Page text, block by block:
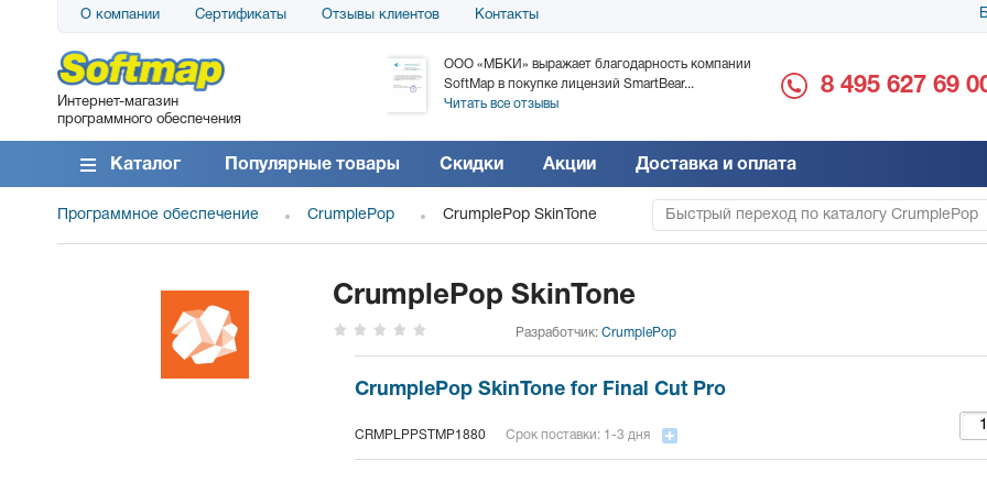
О компании Сертификаты Отзывы клиентов Контакты
Интернет-магазин
программного обеспечения
АО «АТС» благодарит компанию SoftMap за
поставку программного обеспечения SolarWinds
DameWare...
Читать все отзывы
ООО «МБКИ» выражает благодарность компании
SoftMap в покупке лицензий SmartBear...
Читать все отзывы
благодарность за
8 495 627 69
Каталог Популярные товары Скидки Акции Доставка и оплата
Программное обеспечение CrumplePop CrumplePop SkinTone Быстрый переход по каталогу CrumplePop
CrumplePop SkinTone
Разработчик: CrumplePop
CrumplePop SkinTone for Final Cut Pro
CRMPLPPSTMP1880 Срок поставки: 1-3 дня